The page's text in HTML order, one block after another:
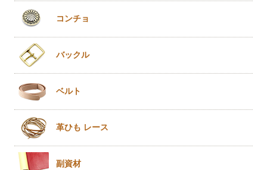
コンチョ
バックル
ベルト
革ひも レース
副資材